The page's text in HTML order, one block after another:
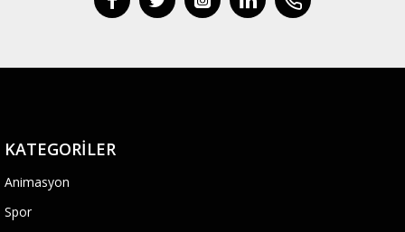
KATEGORILER
Animasyon
Spor